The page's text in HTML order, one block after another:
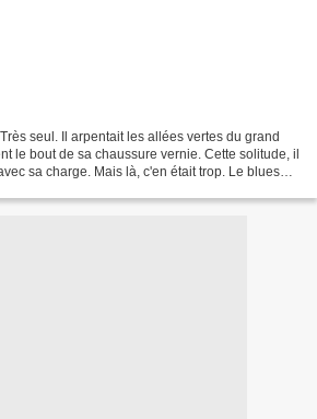
seul. Il arpentait les allées vertes du grand
le bout de sa chaussure vernie. Cette solitude, il
sa charge. Mais là, c'en était trop. Le blues